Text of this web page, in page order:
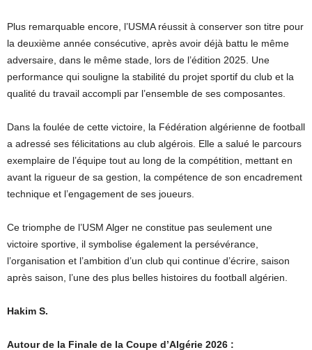
Plus remarquable encore, l’USMA réussit à conserver son titre pour
la deuxième année consécutive, après avoir déjà battu le même
adversaire, dans le même stade, lors de l’édition 2025. Une
performance qui souligne la stabilité du projet sportif du club et la
qualité du travail accompli par l’ensemble de ses composantes.
Dans la foulée de cette victoire, la Fédération algérienne de football
a adressé ses félicitations au club algérois. Elle a salué le parcours
exemplaire de l’équipe tout au long de la compétition, mettant en
avant la rigueur de sa gestion, la compétence de son encadrement
technique et l’engagement de ses joueurs.
Ce triomphe de l’USM Alger ne constitue pas seulement une
victoire sportive, il symbolise également la persévérance,
l’organisation et l’ambition d’un club qui continue d’écrire, saison
après saison, l’une des plus belles histoires du football algérien.
Hakim S.
Autour de la Finale de la Coupe d’Algérie 2026 :